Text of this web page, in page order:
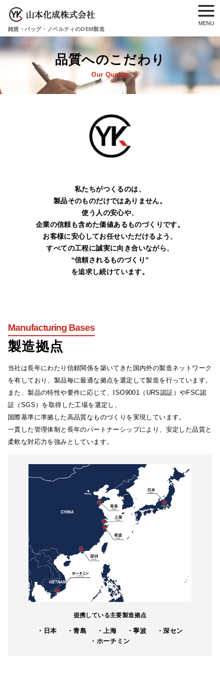
品質へのこだわり
Our Quality
雑貨・バッグ・ノベルティのOEM製造
私たちがつくるのは、
製品そのものだけではありません。
使う人の安心や、
企業の信頼も含めた価値あるものづくりです。
お客様に安心してお任せいただけるよう、
すべての工程に誠実に向き合いながら、
“信頼されるものづくり”
を追求し続けています。
Manufacturing Bases
製造拠点
当社は長年にわたり信頼関係を築いてきた国内外の製造ネットワーク
を有しており、製品毎に最適な拠点を選定して製造を行っています。
また、製品の特性や要件に応じて、ISO9001（URS認証）やFSC認
証（SGS）を取得した工場を選定し、
国際基準に準拠した高品質なものづくりを実現しています。
一貫した管理体制と長年のパートナーシップにより、安定した品質と
柔軟な対応力を強みとしています。
提携している主要製造拠点
・日本 ・青島 ・上海 ・寧波
・深セン
・ホーチミン